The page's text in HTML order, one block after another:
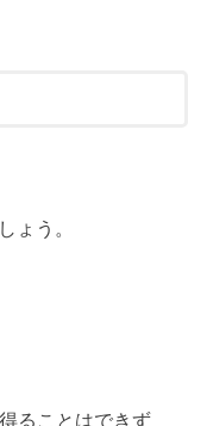
ょう。
ることはできず